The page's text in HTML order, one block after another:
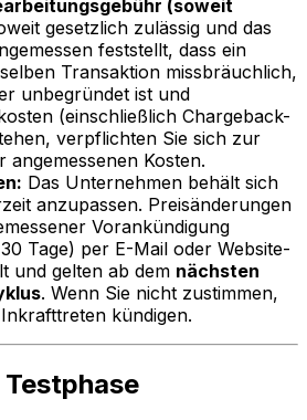
(soweit
gesetzlich zulässig und das
feststellt, dass ein
Transaktion missbräuchlich,
unbegründet ist und
(einschließlich Chargeback-
verpflichten Sie sich zur
angemessenen Kosten.
Das Unternehmen behält sich
anzupassen. Preisänderungen
Vorankündigung
Tage) per E-Mail oder Website-
und gelten ab dem nächsten
. Wenn Sie nicht zustimmen,
kündigen.